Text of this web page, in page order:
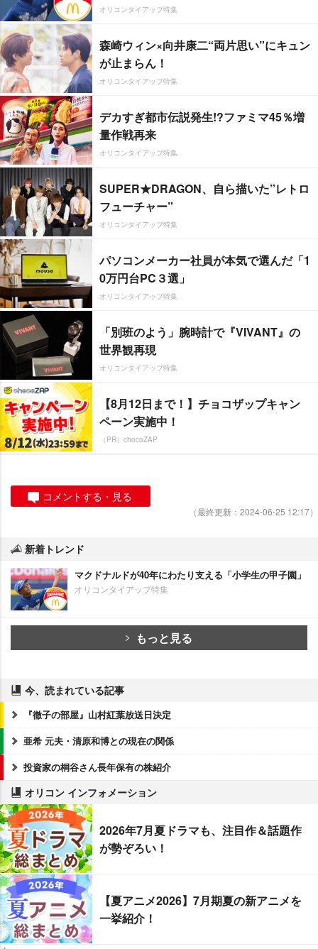
オリコンタイアップ特集
森崎ウィン×向井康二“両片思い”にキュン
が止まらん！
オリコンタイアップ特集
デカすぎ都市伝説発生!?ファミマ45％増
量作戦再来
オリコンタイアップ特集
SUPER★DRAGON、自ら描いた”レトロ
フューチャー”
オリコンタイアップ特集
パソコンメーカー社員が本気で選んだ「1
0万円台PC３選」
オリコンタイアップ特集
「別班のよう」腕時計で『VIVANT』の
世界観再現
オリコンタイアップ特集
【8月12日まで！】チョコザップキャン
ペーン実施中！
（PR）chocoZAP
コメントする・見る
（最終更新：2024-06-25 12:17）
新着トレンド
マクドナルドが40年にわたり支える「小学生の甲子園」
オリコンタイアップ特集
もっと見る
今、読まれている記事
『徹子の部屋』山村紅葉放送日決定
亜希 元夫・清原和博との現在の関係
投資家の桐谷さん長年保有の株紹介
オリコン インフォメーション
2026年7月夏ドラマも、注目作＆話題作
が勢ぞろい！
【夏アニメ2026】7月期夏の新アニメを
一挙紹介！